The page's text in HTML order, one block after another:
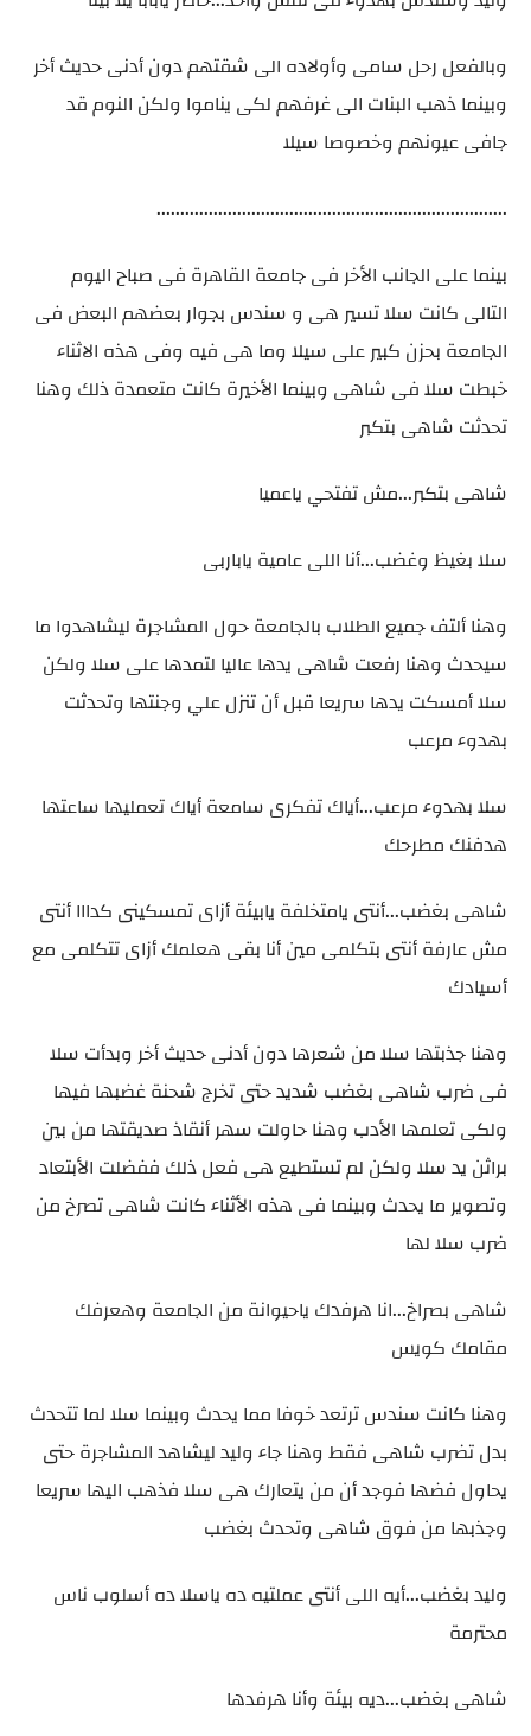
وبالفعل رحل سامى وأولاده الى شقتهم دون أدنى حديث أخر
وبينما ذهب البنات الى غرفهم لكى يناموا ولكن النوم قد
جافى عيونهم وخصوصا سيلا
..........................................................................
بينما على الجانب الأخر فى جامعة القاهرة فى صباح اليوم
التالى كانت سلا تسير هى و سندس بجوار بعضهم البعض فى
الجامعة بحزن كبير على سيلا وما هى فيه وفى هذه الاثناء
خبطت سلا فى شاهى وبينما الأخيرة كانت متعمدة ذلك وهنا
تحدثت شاهى بتكبر
شاهى بتكبر...مش تفتحي ياعميا
سلا بغيظ وغضب...أنا اللى عامية ياباربى
وهنا ألتف جميع الطلاب بالجامعة حول المشاجرة ليشاهدوا ما
سيحدث وهنا رفعت شاهى يدها عاليا لتمدها على سلا ولكن
سلا أمسكت يدها سريعا قبل أن تنزل علي وجنتها وتحدثت
بهدوء مرعب
سلا بهدوء مرعب...أياك تفكرى سامعة أياك تعمليها ساعتها
هدفنك مطرحك
شاهى بغضب...أنتى يامتخلفة يابيئة أزاى تمسكينى كدااا أنتى
مش عارفة أنتى بتكلمى مين أنا بقى هعلمك أزاى تتكلمى مع
أسيادك
وهنا جذبتها سلا من شعرها دون أدنى حديث أخر وبدأت سلا
فى ضرب شاهى بغضب شديد حتى تخرج شحنة غضبها فيها
ولكى تعلمها الأدب وهنا حاولت سهر أنقاذ صديقتها من بين
براثن يد سلا ولكن لم تستطيع هى فعل ذلك ففضلت الأبتعاد
وتصوير ما يحدث وبينما فى هذه الأثناء كانت شاهى تصرخ من
ضرب سلا لها
شاهى بصراخ...انا هرفدك ياحيوانة من الجامعة وهعرفك
مقامك كويس
وهنا كانت سندس ترتعد خوفا مما يحدث وبينما سلا لما تتحدث
بدل تضرب شاهى فقط وهنا جاء وليد ليشاهد المشاجرة حتى
يحاول فضها فوجد أن من يتعارك هى سلا فذهب اليها سريعا
وجذبها من فوق شاهى وتحدث بغضب
وليد بغضب...أيه اللى أنتى عملتيه ده ياسلا ده أسلوب ناس
محترمة
شاهى بغضب...ديه بيئة وأنا هرفدها